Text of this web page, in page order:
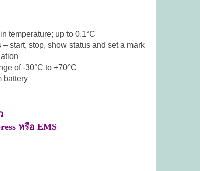
temperature; up to 0.1°C
start, stop, show status and set a mark
of -30°C to +70°C
battery
หรือ EMS